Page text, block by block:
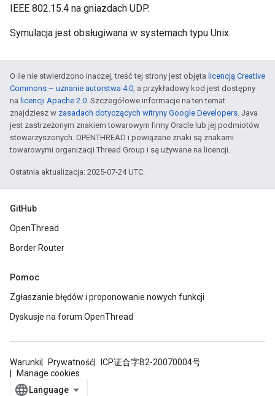
IEEE 802.15.4 na gniazdach UDP.
Symulacja jest obsługiwana w systemach typu Unix.
O ile nie stwierdzono inaczej, treść tej strony jest objęta licencją Creative
Commons – uznanie autorstwa 4.0 , a przykładowy kod jest dostępny
na licencji Apache 2.0 . Szczegółowe informacje na ten temat
znajdziesz w zasadach dotyczących witryny Google Developers . Java
jest zastrzeżonym znakiem towarowym firmy Oracle lub jej podmiotów
stowarzyszonych. OPENTHREAD i powiązane znaki są znakami
towarowymi organizacji Thread Group i są używane na licencji.
Ostatnia aktualizacja: 2025-07-24 UTC.
GitHub
OpenThread
Border Router
Pomoc
Zgłaszanie błędów i proponowanie nowych funkcji
Dyskusje na forum OpenThread
Warunki Prywatność
ICP证合字B2-20070004号
Manage cookies